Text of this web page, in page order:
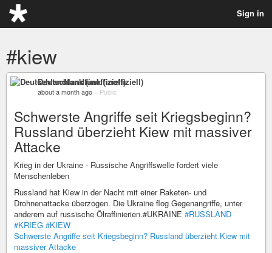
Sign in
#kiew
Deutschlandfunk (inoffiziell)
about a month ago – Public
Schwerste Angriffe seit Kriegsbeginn?
Russland überzieht Kiew mit massiver
Attacke
Krieg in der Ukraine - Russische Angriffswelle fordert viele
Menschenleben
Russland hat Kiew in der Nacht mit einer Raketen- und
Drohnenattacke überzogen. Die Ukraine flog Gegenangriffe, unter
anderem auf russische Ölraffinierien.#UKRAINE #RUSSLAND
#KRIEG #KIEW
Schwerste Angriffe seit Kriegsbeginn? Russland überzieht Kiew mit
massiver Attacke